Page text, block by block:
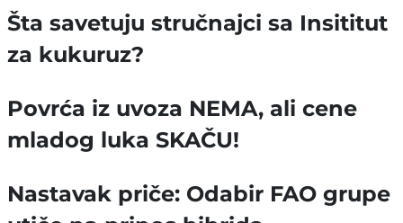
Šta savetuju stručnajci sa Insititut
za kukuruz?
Povrća iz uvoza NEMA, ali cene
mladog luka SKAČU!
Nastavak priče: Odabir FAO grupe